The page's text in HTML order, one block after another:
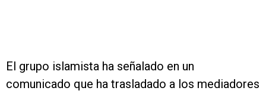
El grupo islamista ha señalado en un
comunicado que ha trasladado a los mediadores